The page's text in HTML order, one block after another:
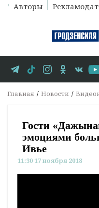
Авторы
Главная Новости
Гости
эмоциями
Ивье
11:30 17 ноября 2018